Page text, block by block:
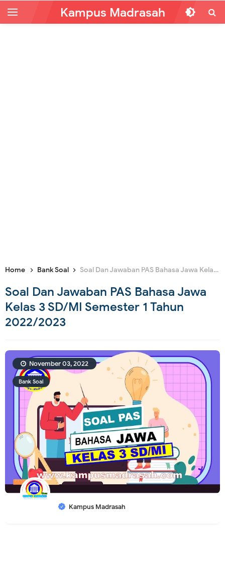
Kampus Madrasah
Home Bank Soal Soal Dan Jawaban PAS Bahasa Jawa Kelas 3 SD/MI Semester 1 Tahun 2022/2023
Soal Dan Jawaban PAS Bahasa Jawa
Kelas 3 SD/MI Semester 1 Tahun
2022/2023
Bank Soal
Kampus Madrasah
November 03, 2022